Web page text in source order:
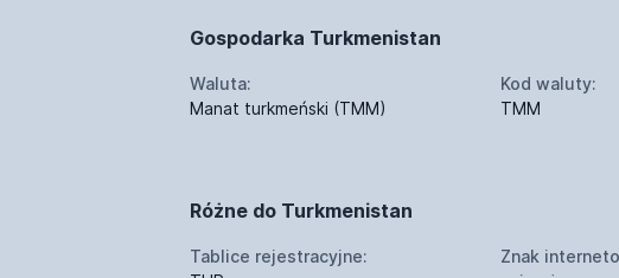
Gospodarka Turkmenistan
Waluta:
Manat turkmeński (TMM)
Kod waluty:
TMM
Różne do Turkmenistan
Tablice rejestracyjne:
Znak